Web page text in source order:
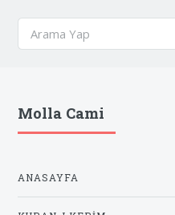
Molla Cami
ANASAYFA